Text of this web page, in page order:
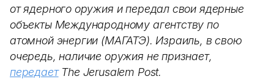
от ядерного оружия и передал свои ядерные
объекты Международному агентству по
атомной энергии (МАГАТЭ). Израиль, в свою
очередь, наличие оружия не признает,
передаетThe Jerusalem Post.